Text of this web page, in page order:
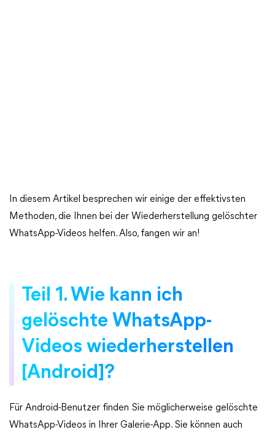
In diesem Artikel besprechen wir einige der effektivsten
Methoden, die Ihnen bei der Wiederherstellung gelöschter
WhatsApp-Videos helfen. Also, fangen wir an!
Teil 1. Wie kann ich
gelöschte WhatsApp-
Videos wiederherstellen
[Android]?
Für Android-Benutzer finden Sie möglicherweise gelöschte
WhatsApp-Videos in Ihrer Galerie-App. Sie können auch